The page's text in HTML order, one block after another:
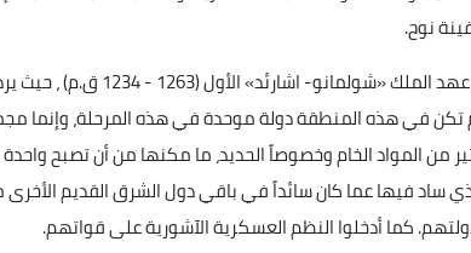
نوح.
يرد أول ذكر لهذه الدولة الكردية في النصوص الآشورية إلى عهد الملك «شولمانو-
تكن في هذه المنطقة دولة موحدة في هذه المرحلة، وإنما
من المواد الخام وخصوصاً الحديد، ما مكنها من أن تصبح
ساد فيها عما كان سائداً في باقي دول الشرق القديم الأخرى
كما أدخلوا النظم العسكرية الآشورية على قواتهم.